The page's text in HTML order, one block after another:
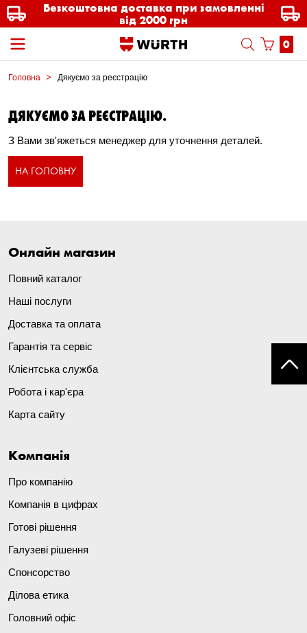
Безкоштовна доставка при замовленні
від 2000 грн
0
Головна Дякуємо за реєстрацію
ДЯКУЄМО ЗА РЕЄСТРАЦІЮ.
З Вами зв'яжеться менеджер для уточнення деталей.
НА ГОЛОВНУ
Онлайн магазин
Повний каталог
Наші послуги
Доставка та оплата
Гарантія та сервіс
Клієнтська служба
Робота і кар'єра
Карта сайту
Компанія
Про компанію
Компанія в цифрах
Готові рішення
Галузеві рішення
Спонсорство
Ділова етика
Головний офіс